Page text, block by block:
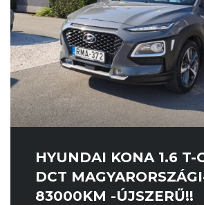
HYUNDAI KONA 1.6 T-
DCT
83000KM -ÚJSZERŰ!!